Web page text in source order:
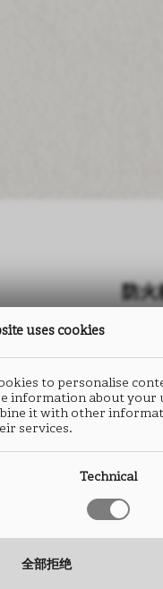
防火
尺寸
厚度
uses cookies
to personalise
information about your
it with other
services.
Technical
全部拒绝